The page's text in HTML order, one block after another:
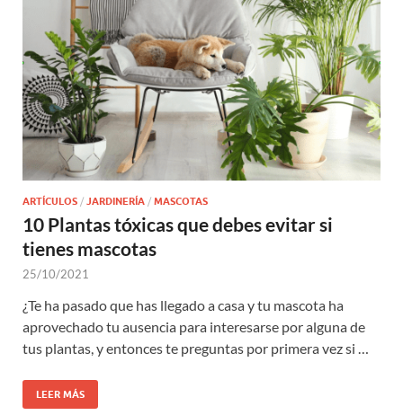
ARTÍCULOS / JARDINERÍA / MASCOTAS
10 Plantas tóxicas que debes evitar si
tienes mascotas
25/10/2021
¿Te ha pasado que has llegado a casa y tu mascota ha
aprovechado tu ausencia para interesarse por alguna de
tus plantas, y entonces te preguntas por primera vez si …
LEER MÁS